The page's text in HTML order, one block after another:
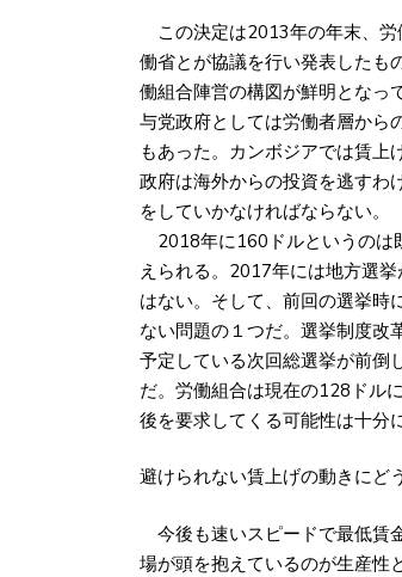
この決定は2013年の年末、労
働省とが協議を行い発表したも
働組合陣営の構図が鮮明となっ
与党政府としては労働者層から
もあった。カンボジアでは賃上
政府は海外からの投資を逃すわ
をしていかなければならない。
2018年に160ドルというのは
えられる。2017年には地方選
はない。そして、前回の選挙時
ない問題の１つだ。選挙制度改
予定している次回総選挙が前倒
だ。労働組合は現在の128ドル
後を要求してくる可能性は十分
避けられない賃上げの動きにど
今後も速いスピードで最低賃
場が頭を抱えているのが生産性